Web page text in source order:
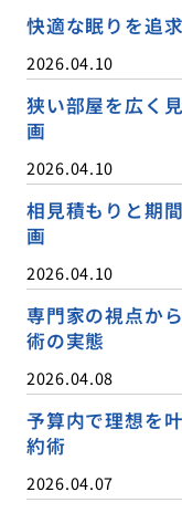
快適な眠りを追
2026.04.10
狭い部屋を広く
画
2026.04.10
相見積もりと期
画
2026.04.10
専門家の視点か
術の実態
2026.04.08
予算内で理想を
約術
2026.04.07